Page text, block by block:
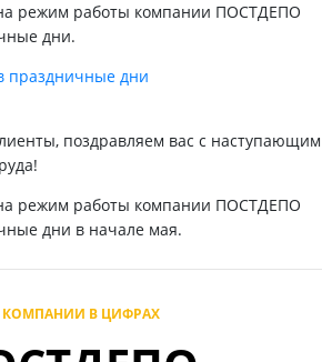
режим работы компании ПОСТДЕПО
дни.
праздничные дни
поздравляем вас с наступающим
режим работы компании ПОСТДЕПО
дни в начале мая.
В ЦИФРАХ